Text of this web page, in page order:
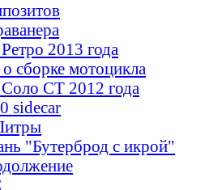
2013 года
сборке мотоцикла
СТ 2012 года
sidecar
"Бутерброд с икрой"